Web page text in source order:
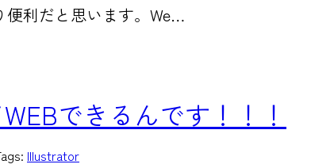
便利だと思います。We…
できるんです！！！
Illustrator